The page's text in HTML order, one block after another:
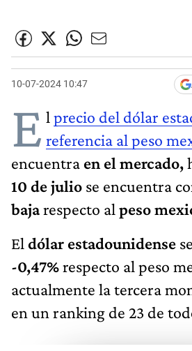
10-07-2024 10:47
E l precio del dólar
referencia al peso
encuentra en el mercado,
10 de julio se encuentra
bajarespecto al peso
El dólar estadounidense
-0,47%respecto al peso
actualmente la tercera
en un ranking de 23 de